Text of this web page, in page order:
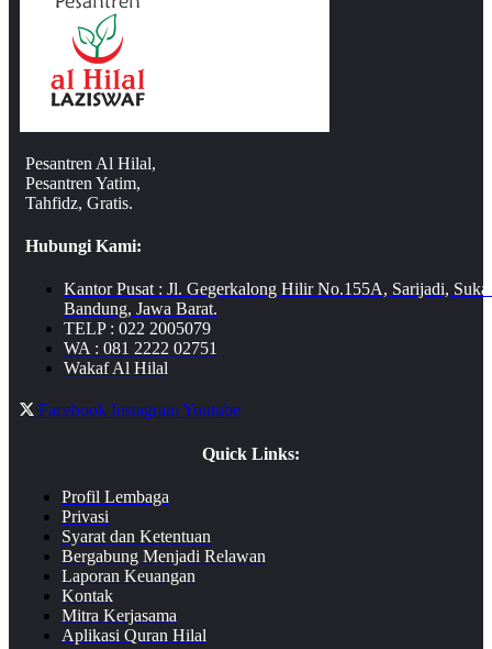
Pesantren Al Hilal,
Pesantren Yatim,
Tahfidz, Gratis.
Hubungi Kami:
Kantor Pusat : Jl. Gegerkalong Hilir No.155A, Sarijadi,
Bandung, Jawa Barat.
TELP : 022 2005079
WA : 081 2222 02751
Wakaf Al Hilal
Facebook InstagramYoutube
Quick Links:
Profil Lembaga
Privasi
Syarat dan Ketentuan
Bergabung Menjadi Relawan
Laporan Keuangan
Kontak
Mitra Kerjasama
Aplikasi Quran Hilal